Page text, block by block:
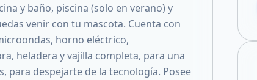
y baño, piscina (solo en verano) y
venir con tu mascota. Cuenta con
horno eléctrico,
heladera y vajilla completa, para una
para despejarte de la tecnología. Posee